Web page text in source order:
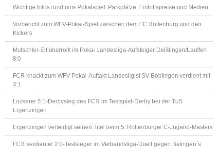
Wichtige Infos rund ums Pokalspiel: Parkplätze, Eintrittspreise und Medien
Vorbericht zum WFV-Pokal-Spiel zwischen dem FC Rottenburg und den
Kickers
Mutschler-Elf überrollt im Pokal Landesliga-Aufsteiger Deißlingen/Lauffen
8:0
FCR knackt zum WFV-Pokal-Auftakt Landesligist SV Böblingen verdient mit
3:1
Lockerer 5:1-Derbysieg des FCR im Testspiel-Derby bei der TuS
Ergenzingen
Ergenzingen verteidigt seinen Titel beim 5. Rottenburger C-Jugend-Masters
FCR verdienter 2:0-Testsieger im Verbandsliga-Duell gegen Balingen´s